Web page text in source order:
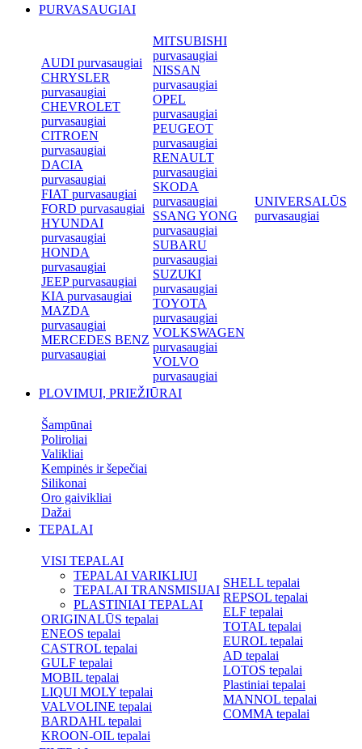
PURVASAUGIAI
AUDI purvasaugiai
CHRYSLER
purvasaugiai
CHEVROLET
purvasaugiai
CITROEN
purvasaugiai
DACIA
purvasaugiai
FIAT purvasaugiai
FORD purvasaugiai
HYUNDAI
purvasaugiai
HONDA
purvasaugiai
JEEP purvasaugiai
KIA purvasaugiai
MAZDA
purvasaugiai
MERCEDES BENZ
purvasaugiai
MITSUBISHI
purvasaugiai
NISSAN
purvasaugiai
OPEL
purvasaugiai
PEUGEOT
purvasaugiai
RENAULT
purvasaugiai
SKODA
purvasaugiai
SSANG YONG
purvasaugiai
SUBARU
purvasaugiai
SUZUKI
purvasaugiai
TOYOTA
purvasaugiai
VOLKSWAGEN
purvasaugiai
VOLVO
purvasaugiai
UNIVERSALŪS
purvasaugiai
PLOVIMUI, PRIEŽIŪRAI
Šampūnai
Poliroliai
Valikliai
Kempinės ir šepečiai
Silikonai
Oro gaivikliai
Dažai
TEPALAI
VISI TEPALAI
TEPALAI VARIKLIUI
TEPALAI TRANSMISIJAI
PLASTINIAI TEPALAI
ORIGINALŪS tepalai
ENEOS tepalai
CASTROL tepalai
GULF tepalai
MOBIL tepalai
LIQUI MOLY tepalai
VALVOLINE tepalai
BARDAHL tepalai
KROON-OIL tepalai
SHELL tepalai
REPSOL tepalai
ELF tepalai
TOTAL tepalai
EUROL tepalai
AD tepalai
LOTOS tepalai
Plastiniai tepalai
MANNOL tepalai
COMMA tepalai